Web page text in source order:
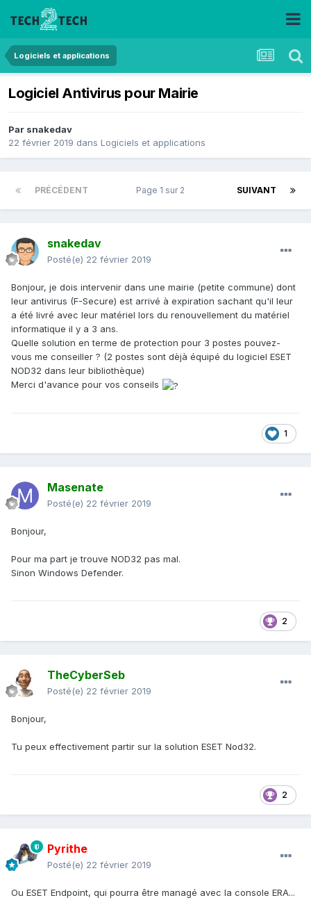
Logiciels et applications
Logiciel Antivirus pour Mairie
Par snakedav
22 février 2019 dans Logiciels et applications
PRÉCÉDENT SUIVANT
Page 1 sur 2
snakedav
Posté(e) 22 février 2019
Bonjour, je dois intervenir dans une mairie (petite commune) dont
leur antivirus (F-Secure) est arrivé à expiration sachant qu'il leur
a été livré avec leur matériel lors du renouvellement du matériel
informatique il y a 3 ans.
Quelle solution en terme de protection pour 3 postes pouvez-
vous me conseiller ? (2 postes sont dèjà équipé du logiciel ESET
NOD32 dans leur bibliothèque)
Merci d'avance pour vos conseils
1
Masenate
Posté(e) 22 février 2019
Bonjour,
Pour ma part je trouve NOD32 pas mal.
Sinon Windows Defender.
2
TheCyberSeb
Posté(e) 22 février 2019
Bonjour,
Tu peux effectivement partir sur la solution ESET Nod32.
2
Pyrithe
Posté(e) 22 février 2019
Ou ESET Endpoint, qui pourra être managé avec la console ERA...